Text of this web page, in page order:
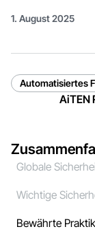
1. August 2025
Automatisiertes
AiTEN
Globale
Wichtige
Bewährte